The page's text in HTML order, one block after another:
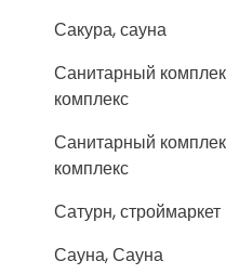
Сакура, сауна
Санитарный
комплекс
Санитарный
комплекс
Сатурн, строймаркет
Сауна, Сауна